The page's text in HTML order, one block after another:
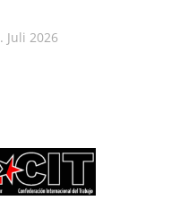
Juli 2026